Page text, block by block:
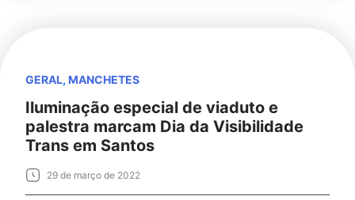
GERAL, MANCHETES
Iluminação especial de viaduto e
palestra marcam Dia da Visibilidade
Trans em Santos
29 de março de 2022